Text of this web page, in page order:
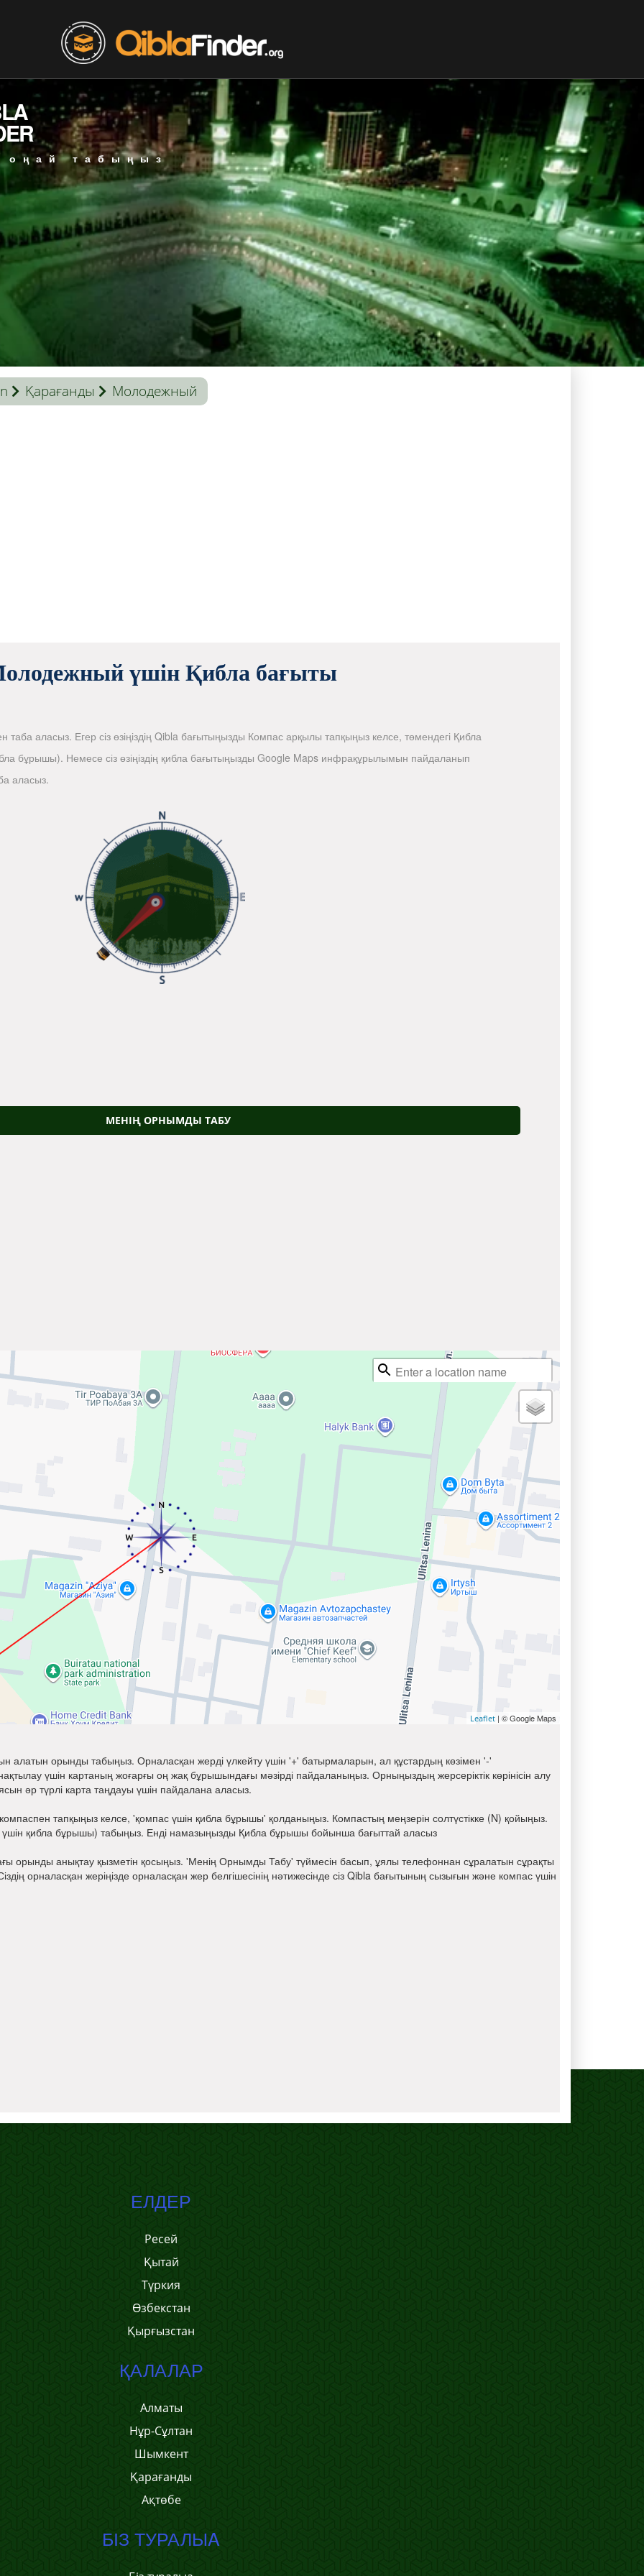
оңай табыңыз
Қарағанды Молодежный
үшін Қибла бағыты
таба аласыз. Егер сіз өзіңіздің Qibla бағытыңызды Компас арқылы тапқыңыз келсе, төмендегі Қибла
бұрышы). Немесе сіз өзіңіздің қибла бағытыңызды Google Maps инфрақұрылымын пайдаланып
аласыз.
МЕНІҢ ОРНЫМДЫ ТАБУ
Leaflet | © Google Maps
алатын орынды табыңыз. Орналасқан жерді үлкейту үшін '+' батырмаларын, ал құстардың көзімен '-'
үшін картаның жоғарғы оң жақ бұрышындағы мәзірді пайдаланыңыз. Орныңыздың жерсеріктік көрінісін алу
әр түрлі карта таңдауы үшін пайдалана аласыз.
тапқыңыз келсе, 'қомпас үшін қибла бұрышы' қолданыңыз. Компастың меңзерін солтүстікке (N) қойыңыз.
үшін қибла бұрышы) табыңыз. Енді намазыңызды Қибла бұрышы бойынша бағыттай аласыз
орынды анықтау қызметін қосыңыз. 'Менің Орнымды Табу' түймесін басып, ұялы телефоннан сұралатын сұрақты
орналасқан жеріңізде орналасқан жер белгішесінің нәтижесінде сіз Qibla бағытының сызығын және компас үшін
ЕЛДЕР
Ресей
Қытай
Түркия
Өзбекстан
Қырғызстан
ҚАЛАЛАР
Алматы
Нұр-Сұлтан
Шымкент
Қарағанды
Ақтөбе
БІЗ ТУРАЛЫA